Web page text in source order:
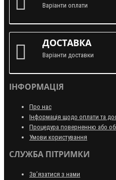
Варіанти оплати
ДОСТАВКА
Варіанти доставки
ІНФОРМАЦІЯ
Про нас
Інформація щодо оплати та
Процедура поверненню або
Умови користування
СЛУЖБА ПІТРИМКИ
Зв’язатися з нами